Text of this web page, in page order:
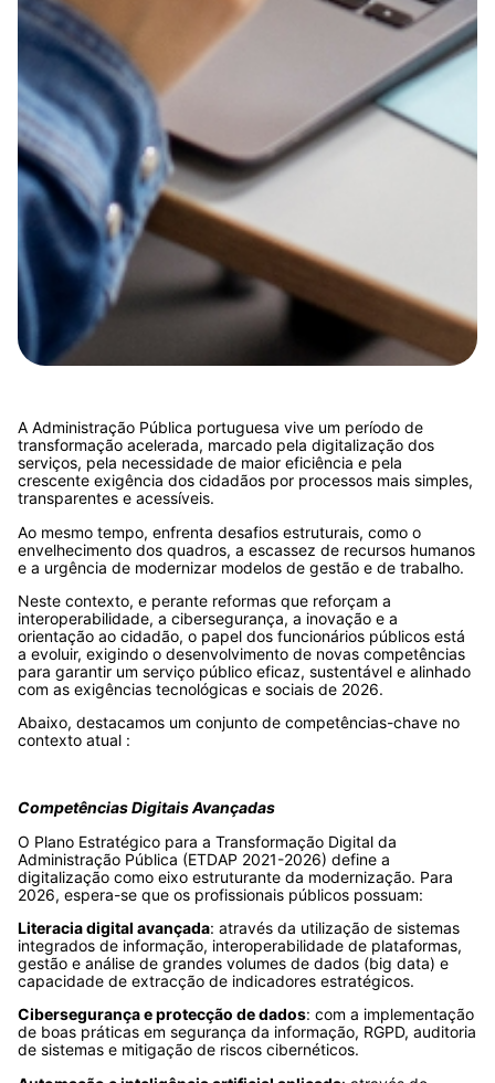
A Administração Pública portuguesa vive um período de
transformação acelerada, marcado pela digitalização dos
serviços, pela necessidade de maior eficiência e pela
crescente exigência dos cidadãos por processos mais simples,
transparentes e acessíveis.
Ao mesmo tempo, enfrenta desafios estruturais, como o
envelhecimento dos quadros, a escassez de recursos humanos
e a urgência de modernizar modelos de gestão e de trabalho.
Neste contexto, e perante reformas que reforçam a
interoperabilidade, a cibersegurança, a inovação e a
orientação ao cidadão, o papel dos funcionários públicos está
a evoluir, exigindo o desenvolvimento de novas competências
para garantir um serviço público eficaz, sustentável e alinhado
com as exigências tecnológicas e sociais de 2026.
Abaixo, destacamos um conjunto de competências-chave no
contexto atual :
Competências Digitais Avançadas
O Plano Estratégico para a Transformação Digital da
Administração Pública (ETDAP 2021-2026) define a
digitalização como eixo estruturante da modernização. Para
2026, espera-se que os profissionais públicos possuam:
Literacia digital avançada: através da utilização de sistemas
integrados de informação, interoperabilidade de plataformas,
gestão e análise de grandes volumes de dados (big data) e
capacidade de extracção de indicadores estratégicos.
Cibersegurança e protecção de dados: com a implementação
de boas práticas em segurança da informação, RGPD, auditoria
de sistemas e mitigação de riscos cibernéticos.